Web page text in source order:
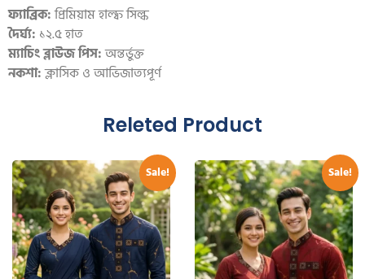
ফ্যাব্রিক:প্রিমিয়াম হাল্ফ সিল্ক
দৈর্ঘ্য: ১২.৫ হাত
ম্যাচিং ব্লাউজ পিস:অন্তর্ভুক্ত
নকশা:ক্লাসিক ও আভিজাত্যপূর্ণ
Releted Product
Sale! Sale!